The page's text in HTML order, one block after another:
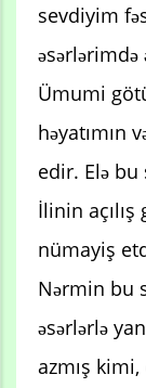
sevdiyim
Ümumi
həyatımın
edir. Elə bu
İlinin
nümayiş
Nərmin bu
əsərlərlə
azmış